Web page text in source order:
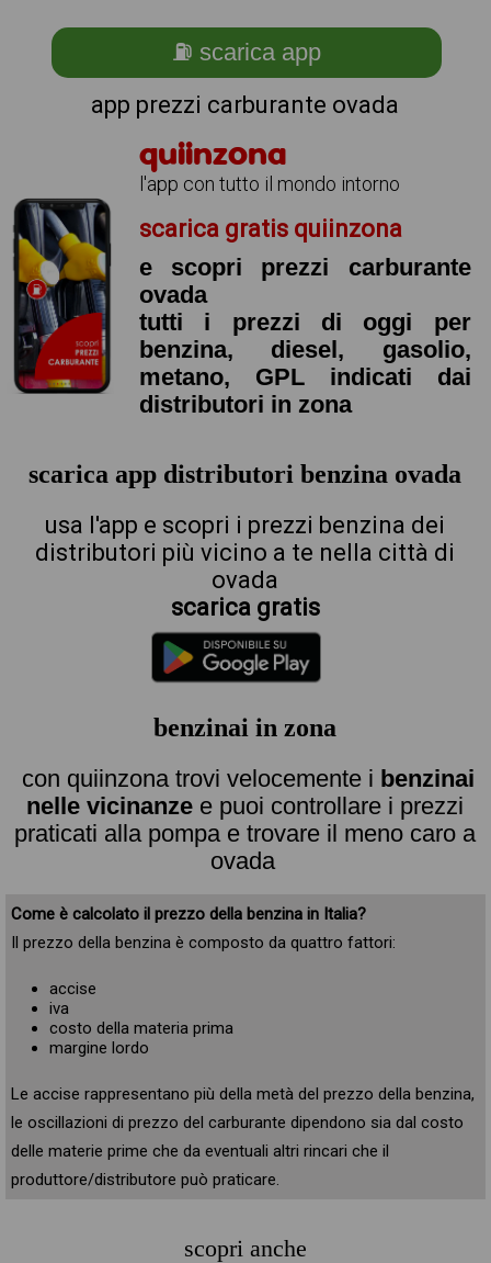
⛽ scarica app
app prezzi carburante ovada
quiinzona
l'app con tutto il mondo intorno
scarica gratis quiinzona
e scopri prezzi carburante
ovada
tutti i prezzi di oggi per
benzina, diesel, gasolio,
metano, GPL indicati dai
distributori in zona
scarica app distributori benzina ovada
usa l'app e scopri i prezzi benzina dei
distributori più vicino a te nella città di
ovada
scarica gratis
benzinai in zona
con quiinzona trovi velocemente i benzinai
nelle vicinanze e puoi controllare i prezzi
praticati alla pompa e trovare il meno caro a
ovada
Come è calcolato il prezzo della benzina in Italia?
Il prezzo della benzina è composto da quattro fattori:
accise
iva
costo della materia prima
margine lordo
Le accise rappresentano più della metà del prezzo della benzina,
le oscillazioni di prezzo del carburante dipendono sia dal costo
delle materie prime che da eventuali altri rincari che il
produttore/distributore può praticare.
scopri anche